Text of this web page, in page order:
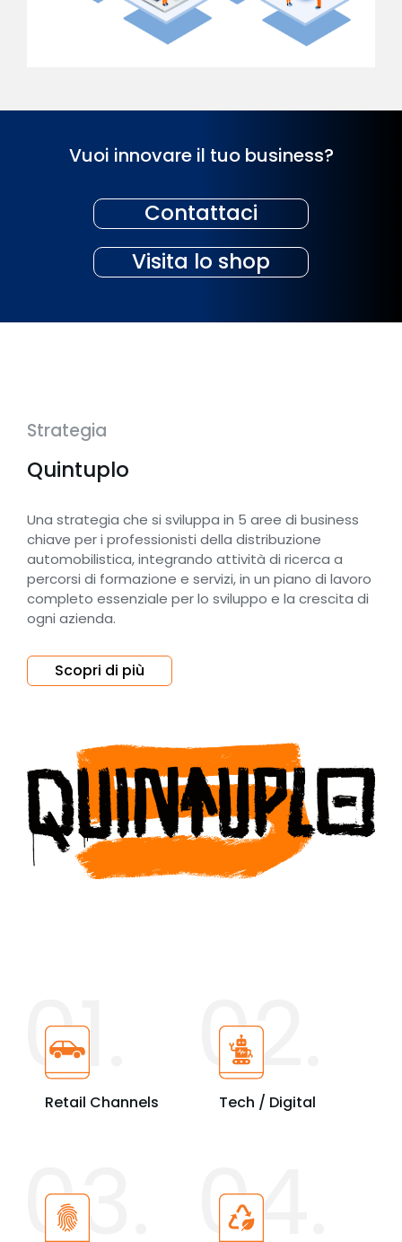
Vuoi innovare il tuo business?
Contattaci
Visita lo shop
Strategia
Quintuplo
Una strategia che si sviluppa in 5 aree di business
chiave per i professionisti della distribuzione
automobilistica, integrando attività di ricerca a
percorsi di formazione e servizi, in un piano di lavoro
completo essenziale per lo sviluppo e la crescita di
ogni azienda.
Scopri di più
01.
Retail Channels
02.
Tech / Digital
03. 04.